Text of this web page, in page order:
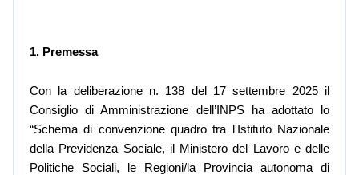
1. Premessa
Con la deliberazione n. 138 del 17 settembre 2025 il
Consiglio di Amministrazione dell’INPS ha adottato lo
“Schema di convenzione quadro tra l'Istituto Nazionale
della Previdenza Sociale, il Ministero del Lavoro e delle
Politiche Sociali, le Regioni/la Provincia autonoma di